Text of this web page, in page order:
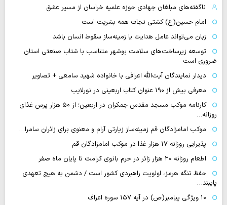
ناگفته‌های مبلغان جهادی حوزه علمیه خراسان از مسیر عشق
امام حسین(ع) کشتی نجات همه بشریت است
زبان می‌تواند عامل هدایت یا زمینه‌ساز سقوط انسان باشد
توسعه زیرساخت‌های سلامت بوشهر متناسب با شتاب صنعتی استان
ضروری است
دیدار نمایندگان آیت‌الله اعرافی با خانواده شهید سامعی + تصاویر
معرفی بیش از ۱۹۰ عنوان کتاب اربعینی در نورلایب
کارنامه موکب مسجد مقدس جمکران در اربعین؛ از ۵۰ هزار پرس غذای
روزانه…
موکب امامزادگان قم زمینه‌ساز زیارتی آرام و معنوی برای زائران سامرا…
پذیرایی روزانه ۱۷ هزار غذا در موکب امامزادگان قم
اطعام روزانه ۲۰ هزار زائر در حرم بانوی کرامت تا پایان ماه صفر
حفظ تنگه هرمز، اولویت راهبردی کشور است / دشمن به هیچ تعهدی
پایبند…
۱۰ ویژگی پیامبر(ص) در آیه ۱۵۷ سوره اعراف